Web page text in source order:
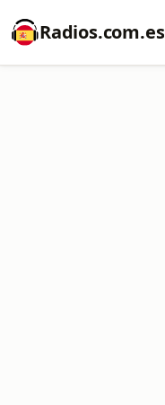
Radios.com.es